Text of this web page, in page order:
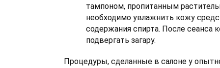
тампоном, пропитанным
необходимо увлажнить кожу
содержания спирта. После сеанса
подвергать загару.
Процедуры, сделанные в салоне у